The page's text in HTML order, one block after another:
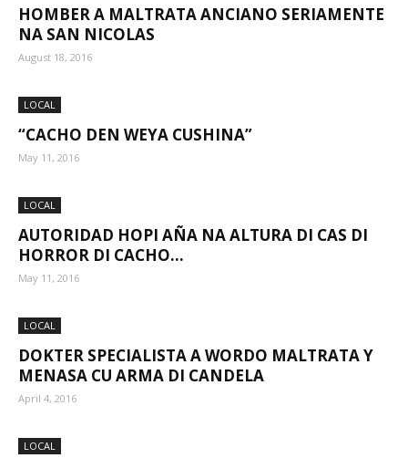
Aruba
HOMBER A MALTRATA ANCIANO SERIAMENTE
NA SAN NICOLAS
August 18, 2016
LOCAL
“CACHO DEN WEYA CUSHINA”
May 11, 2016
LOCAL
AUTORIDAD HOPI AÑA NA ALTURA DI CAS DI
HORROR DI CACHO...
May 11, 2016
LOCAL
DOKTER SPECIALISTA A WORDO MALTRATA Y
MENASA CU ARMA DI CANDELA
April 4, 2016
LOCAL